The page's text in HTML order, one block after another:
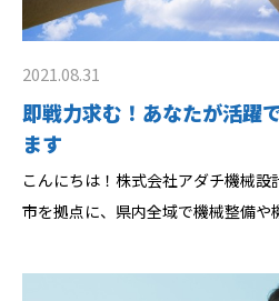
2021.08.31
即戦力求む！あなたが活躍
ます
こんにちは！株式会社アダチ機械設
市を拠点に、県内全域で機械整備や